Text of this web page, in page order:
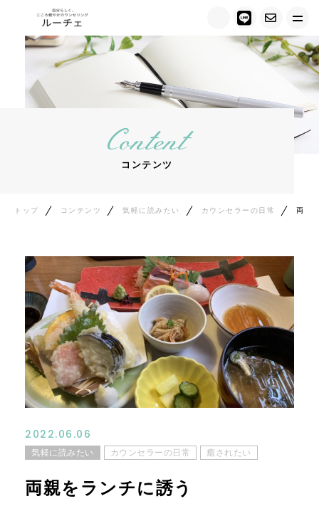
トップ
ルーチェについて
キャンペーン情報
カウンセラー紹介
ご相談の流れ
料金について
コンテンツ
ニュース
アクセス
Content
コンテンツ
トップ コンテンツ 気軽に読みたい カウンセラーの日常
2022.06.06
気軽に読みたい カウンセラーの日常 癒されたい
両親をランチに誘う